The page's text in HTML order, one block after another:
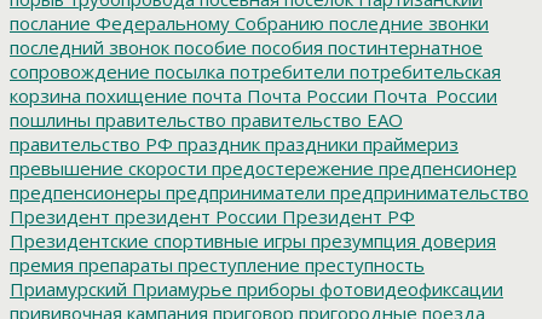
послание Федеральному Собранию последние звонки
последний звонок пособие пособия постинтернатное
сопровождение посылка потребители потребительская
корзина похищение почта Почта России Почта_России
пошлины правительство правительство ЕАО
правительство РФ праздник праздники праймериз
превышение скорости предостережение предпенсионер
предпенсионеры предприниматели предпринимательство
Президент президент России Президент РФ
Президентские спортивные игры презумпция доверия
премия препараты преступление преступность
Приамурский Приамурье приборы фотовидеофиксации
прививочная кампания приговор пригородные поезда